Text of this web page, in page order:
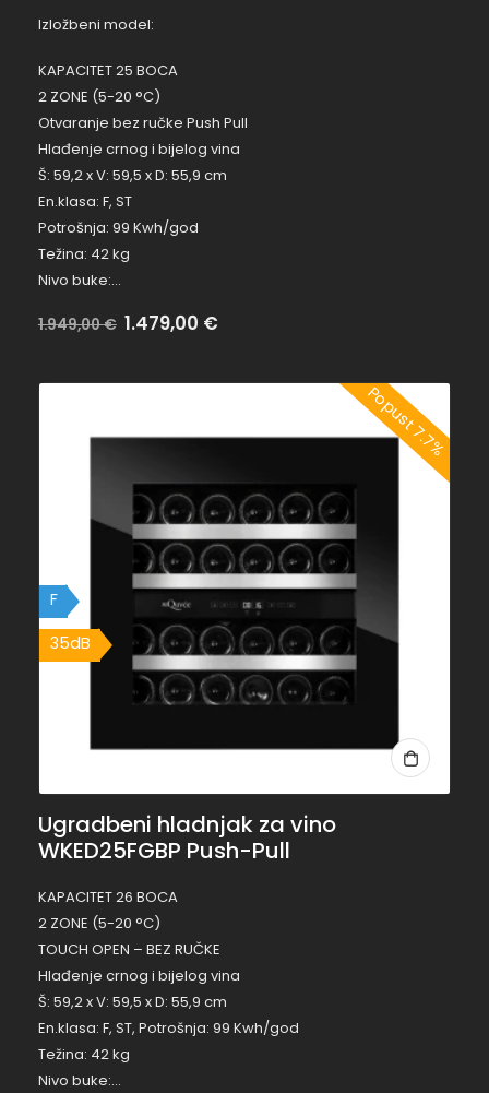
Izložbeni model:
KAPACITET 25 BOCA
2 ZONE (5-20 °C)
Otvaranje bez ručke Push Pull
Hlađenje crnog i bijelog vina
Š: 59,2 x V: 59,5 x D: 55,9 cm
En.klasa: F, ST
Potrošnja: 99 Kwh/god
Težina: 42 kg
Nivo buke:…
Bez
popusta:
1.949,00€ Na
popustu:
1.479,00 €
Popust 7.7%
F
35dB
Ugradbeni hladnjak za vino
WKED25FGBP Push-Pull
KAPACITET 26 BOCA
2 ZONE (5-20 °C)
TOUCH OPEN – BEZ RUČKE
Hlađenje crnog i bijelog vina
Š: 59,2 x V: 59,5 x D: 55,9 cm
En.klasa: F, ST, Potrošnja: 99 Kwh/god
Težina: 42 kg
Nivo buke:…